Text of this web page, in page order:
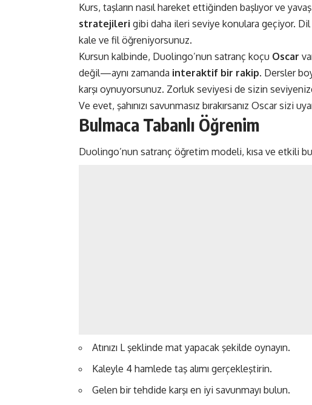
Kurs, taşların nasıl hareket ettiğinden başlıyor ve
stratejileri gibi daha ileri seviye konulara geçiyor.
kale ve fil öğreniyorsunuz.
Kursun kalbinde, Duolingo’nun satranç koçu Oscar
değil—aynı zamanda interaktif bir rakip. Dersler
karşı oynuyorsunuz. Zorluk seviyesi de sizin
Ve evet, şahınızı savunmasız bırakırsanız Oscar sizi
Bulmaca Tabanlı Öğrenim
Duolingo’nun satranç öğretim modeli, kısa ve etkili
Atınızı L şeklinde mat yapacak şekilde oynayın.
Kaleyle 4 hamlede taş alımı gerçekleştirin.
Gelen bir tehdide karşı en iyi savunmayı bulun.